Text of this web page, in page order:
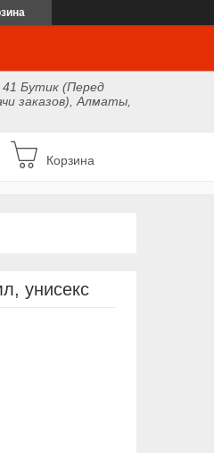
41 Бутик (Перед
заказов), Алматы,
Корзина
унисекс